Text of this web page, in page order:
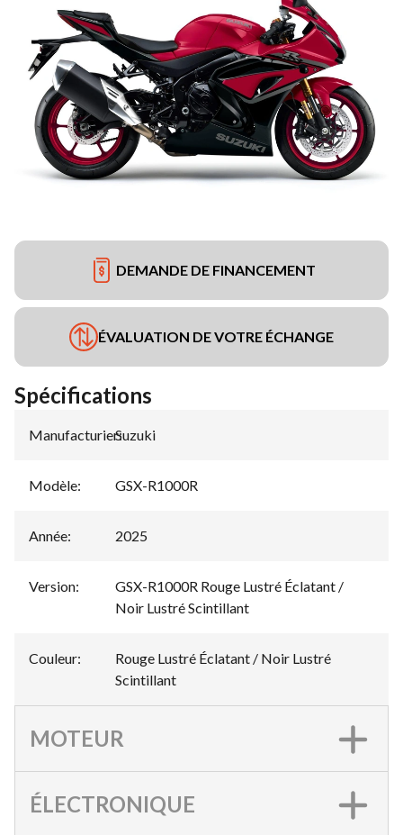
DEMANDE DE FINANCEMENT
ÉVALUATION DE VOTRE ÉCHANGE
Spécifications
Manufacturier:
Suzuki
Modèle: GSX-R1000R
Année: 2025
Version:
GSX-R1000R Rouge Lustré Éclatant /
Noir Lustré Scintillant
Couleur:
Rouge Lustré Éclatant / Noir Lustré
Scintillant
MOTEUR
ÉLECTRONIQUE